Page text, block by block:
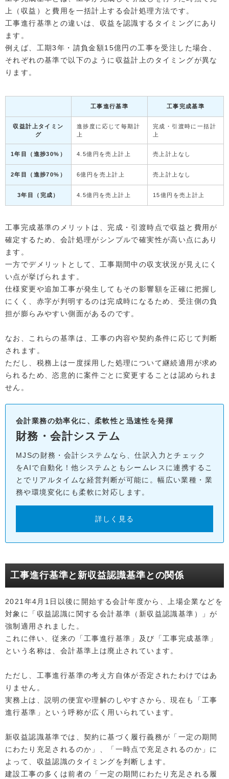
上（収益）と費用を一括計上する会計処理方法です。
工事進行基準との違いは、収益を認識するタイミングにあり
ます。
例えば、工期3年・請負金額15億円の工事を受注した場合、
それぞれの基準で以下のように収益計上のタイミングが異な
ります。
工事進行基準 工事完成基準
収益計上タイミン
グ
進捗度に応じて毎期計
上
完成・引渡時に一括計
上
1年目（進捗30%） 4.5億円を売上計上 売上計上なし
2年目（進捗70%） 6億円を売上計上 売上計上なし
3年目（完成） 4.5億円を売上計上 15億円を売上計上
工事完成基準のメリットは、完成・引渡時点で収益と費用が
確定するため、会計処理がシンプルで確実性が高い点にあり
ます。
一方でデメリットとして、工事期間中の収支状況が見えにく
い点が挙げられます。
仕様変更や追加工事が発生してもその影響額を正確に把握し
にくく、赤字が判明するのは完成時になるため、受注側の負
担が膨らみやすい側面があるのです。
なお、これらの基準は、工事の内容や契約条件に応じて判断
されます。
ただし、税務上は一度採用した処理について継続適用が求め
られるため、恣意的に案件ごとに変更することは認められま
せん。
会計業務の効率化に、柔軟性と迅速性を発揮
財務・会計システム
MJSの財務・会計システムなら、仕訳入力とチェック
をAIで自動化！他システムともシームレスに連携するこ
とでリアルタイムな経営判断が可能に。幅広い業種・業
務や環境変化にも柔軟に対応します。
詳しく見る
工事進行基準と新収益認識基準との関係
2021年4月1日以後に開始する会計年度から、上場企業などを
対象に「収益認識に関する会計基準（新収益認識基準）」が
強制適用されました。
これに伴い、従来の「工事進行基準」及び「工事完成基準」
という名称は、会計基準上は廃止されています。
ただし、工事進行基準の考え方自体が否定されたわけではあ
りません。
実務上は、説明の便宜や理解のしやすさから、現在も「工事
進行基準」という呼称が広く用いられています。
新収益認識基準では、契約に基づく履行義務が「一定の期間
にわたり充足されるのか」、「一時点で充足されるのか」に
よって、収益認識のタイミングを判断します。
建設工事の多くは前者の「一定の期間にわたり充足される履